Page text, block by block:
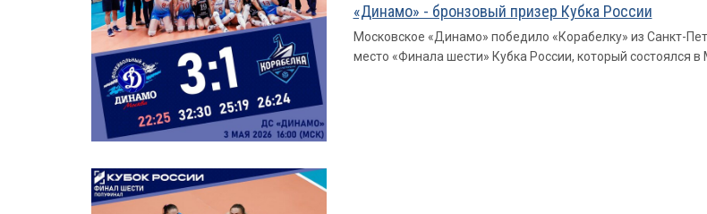
«Динамо» - бронзовый призер Кубка России
Московское «Динамо» победило «Корабелку» из Санкт-
место «Финала шести» Кубка России, который состоялся в